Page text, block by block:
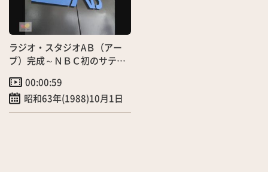
ラジオ・スタジオAＢ（アー
ブ）完成～ＮＢＣ初のサテラ
00:00:59
昭和63年(1988)10月1日